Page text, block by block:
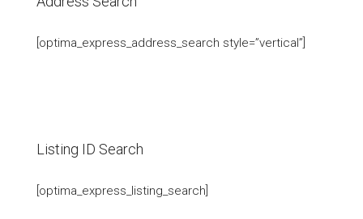
[optima_express_address_search style=”vertical”]
Listing ID Search
[optima_express_listing_search]